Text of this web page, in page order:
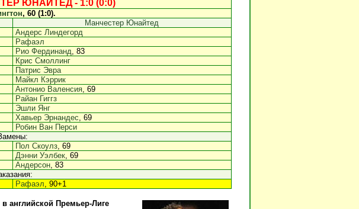
ЮНАЙТЕД - 1:0 (0:0)
, 60 (1:0).
Манчестер Юнайтед
Андерс Линдегорд
Рафаэл
Рио Фердинанд, 83
Крис Смоллинг
Патрис Эвра
Майкл Кэррик
Антонио Валенсия, 69
Райан Гиггз
Эшли Янг
Хавьер Эрнандес, 69
Робин Ван Перси
Пол Скоулз, 69
Дэнни Уэлбек, 69
Андерсон, 83
Рафаэл, 90+1
английской Премьер-Лиге